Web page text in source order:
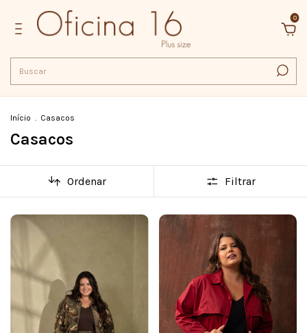
0
Início . Casacos
Casacos
Ordenar Filtrar